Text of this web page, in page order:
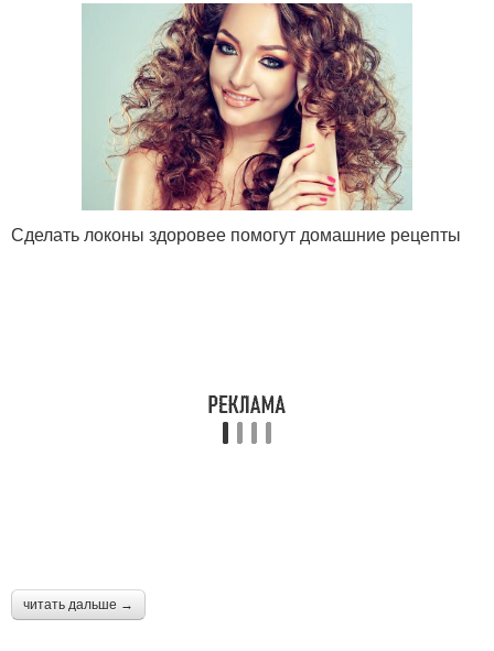
Сделать локоны здоровее помогут домашние рецепты
читать дальше →